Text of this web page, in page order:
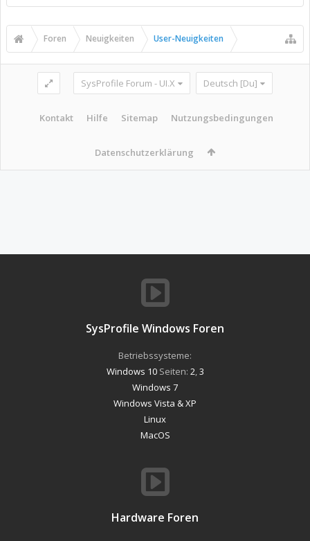
Foren Neuigkeiten User-Neuigkeiten
SysProfile Forum - UI.X Deutsch [Du]
Kontakt Hilfe Sitemap Nutzungsbedingungen
Datenschutzerklärung
SysProfile Windows Foren
Betriebssysteme:
Windows 10Seiten: 2 3
Windows 7
Windows Vista & XP
Linux
MacOS
Hardware Foren